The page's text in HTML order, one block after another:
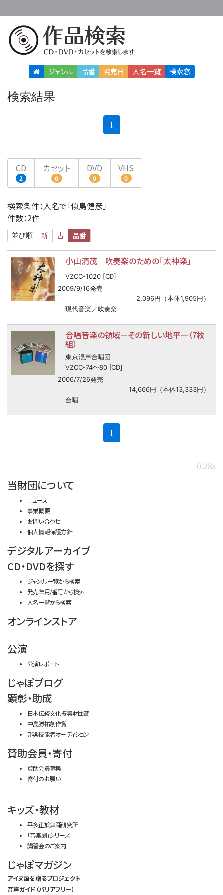
ジャンル 品番 発売日 人名一覧 検索窓
検索結果
1
CD
2
カセット
0
DVD
0
VHS
0
検索条件：人名で「似鳥健彦」
件数：2件
並び順 新 古 品番
小山清茂 吹奏楽のための「太神楽」
VZCC-1020 [CD]
2009/9/16発売
2,096円（本体1,905円）
現代音楽／吹奏楽
合唱音楽の領域—その新しい地平—（7枚
組）
東京混声合唱団
VZCC-74〜80 [CD]
2006/7/26発売
14,666円（本体13,333円）
合唱
1
0.28s
当財団について
ニュース
事業概要
お問い合わせ
個人情報保護方針
デジタルアーカイブ
CD・DVDを探す
ジャンル一覧から検索
発売年月/番号から検索
人名一覧から検索
オンラインストア
公演
公演レポート
じゃぽブログ
顕彰・助成
日本伝統文化振興財団賞
中島勝祐創作賞
邦楽技能者オーディション
賛助会員・寄付
賛助会員募集
寄付のお願い
キッズ・教材
平多正於舞踊研究所
「音楽劇」シリーズ
講習会のご案内
じゃぽマガジン
アイヌ語を贈るプロジェクト
音声ガイド（バリアフリー）